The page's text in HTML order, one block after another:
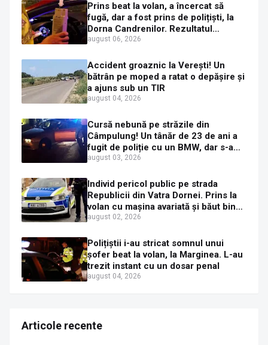
Prins beat la volan, a încercat să
fugă, dar a fost prins de polițiști, la
Dorna Candrenilor. Rezultatul
etilotestului: 1,59 mg/l alcool pur în
august 06, 2026
Accident groaznic la Verești! Un
bătrân pe moped a ratat o depășire și
a ajuns sub un TIR
august 04, 2026
Cursă nebună pe străzile din
Câmpulung! Un tânăr de 23 de ani a
fugit de poliție cu un BMW, dar s-a
oprit într-un gard de pe strada
august 03, 2026
Individ pericol public pe strada
Republicii din Vatra Dornei. Prins la
volan cu mașina avariată și băut bine,
în plină zi
august 02, 2026
Polițiștii i-au stricat somnul unui
șofer beat la volan, la Marginea. L-au
trezit instant cu un dosar penal
august 04, 2026
Articole recente